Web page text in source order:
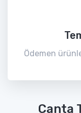
Ödemen
Çanta